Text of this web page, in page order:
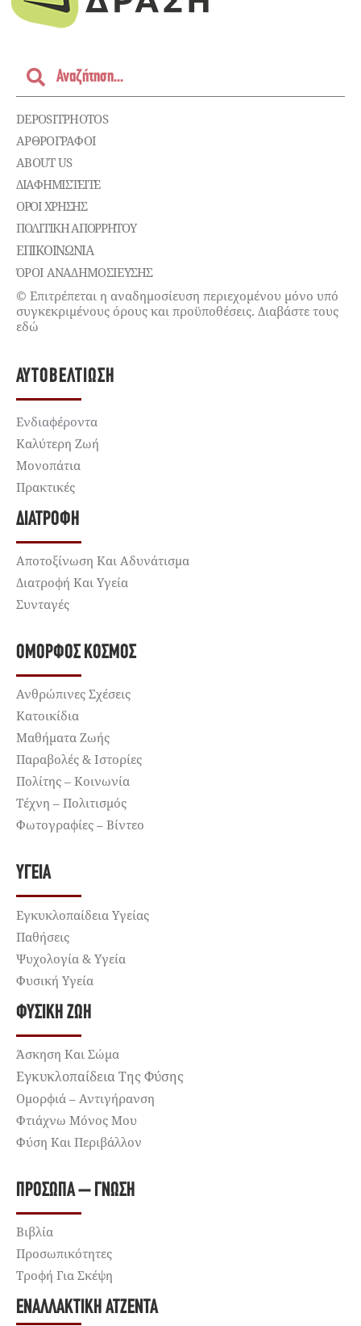
DEPOSITPHOTOS
ΑΡΘΡΟΓΡΑΦΟΙ
ABOUT US
ΔΙΑΦΗΜΙΣΤΕΊΤΕ
ΌΡΟΙ ΧΡΉΣΗΣ
ΠΟΛΙΤΙΚΉ ΑΠΟΡΡΉΤΟΥ
ΕΠΙΚΟΙΝΩΝΊΑ
ΌΡΟΙ ΑΝΑΔΗΜΟΣΙΕΥΣΗΣ
© Επιτρέπεται η αναδημοσίευση περιεχομένου μόνο υπό
συγκεκριμένους όρους και προϋποθέσεις. Διαβάστε τους
εδώ
ΑΥΤΟΒΕΛΤΊΩΣΗ
Ενδιαφέροντα
Καλύτερη Ζωή
Μονοπάτια
Πρακτικές
ΔΙΑΤΡΟΦΉ
Αποτοξίνωση Και Αδυνάτισμα
Διατροφή Και Υγεία
Συνταγές
ΌΜΟΡΦΟΣ ΚΌΣΜΟΣ
Ανθρώπινες Σχέσεις
Κατοικίδια
Μαθήματα Ζωής
Παραβολές & Ιστορίες
Πολίτης – Κοινωνία
Τέχνη – Πολιτισμός
Φωτογραφίες – Βίντεο
ΥΓΕΊΑ
Εγκυκλοπαίδεια Υγείας
Παθήσεις
Ψυχολογία & Υγεία
Φυσική Υγεία
ΦΥΣΙΚΉ ΖΩΉ
Άσκηση Και Σώμα
Εγκυκλοπαίδεια Της Φύσης
Ομορφιά – Αντιγήρανση
Φτιάχνω Μόνος Μου
Φύση Και Περιβάλλον
ΠΡΌΣΩΠΑ – ΓΝΏΣΗ
Βιβλία
Προσωπικότητες
Τροφή Για Σκέψη
ΕΝΑΛΛΑΚΤΙΚΉ ΑΤΖΈΝΤΑ